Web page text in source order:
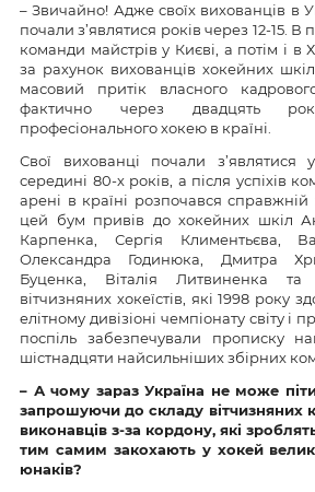
– Звичайно! Адже своїх вихованців в
почали з’являтися років через 12-15. В
команди майстрів у Києві, а потім і в
за рахунок вихованців хокейних
масовий притік власного
фактично через двадцять
професіонального хокею в країні.
Свої вихованці почали з’являтися
середині 80-х років, а після успіхів
арені в країні розпочався
цей бум привів до хокейних шкіл
Карпенка, Сергія Климентьєва,
Олександра Годинюка, Дмитра
Буценка, Віталія Литвиненка та
вітчизняних хокеїстів, які 1998 року
елітному дивізіоні чемпіонату світу і
поспіль забезпечували прописку
шістнадцяти найсильніших збірних
– А чому зараз Україна не може
запрошуючи до складу вітчизняних
виконавців з-за кордону, які
тим самим закохають у хокей
юнаків?